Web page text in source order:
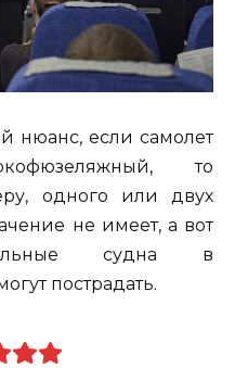
нюанс, если самолет
то
одного или двух
не имеет, а вот
судна в
пострадать.